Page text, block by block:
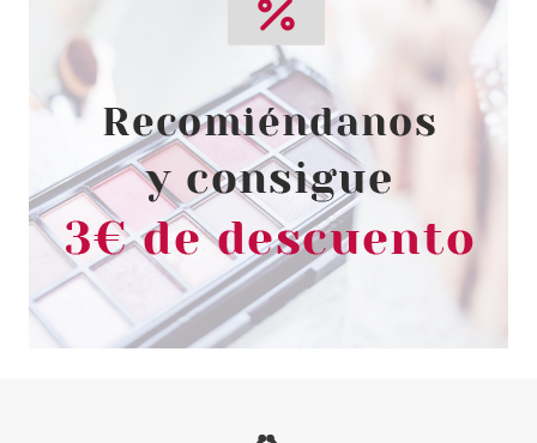
ESSENCE PERFILADOR DE
OJOS LONG LASTING 34
SPARKLING BLACK
-16%
desde
1.59€